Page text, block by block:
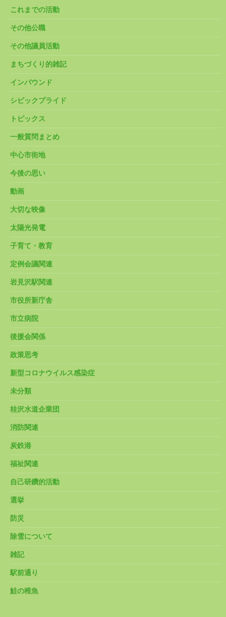
これまでの活動
その他公職
その他議員活動
まちづくり的雑記
インバウンド
シビックプライド
トピックス
一般質問まとめ
中心市街地
今後の思い
動画
大切な映像
太陽光発電
子育て・教育
定例会議関連
岩見沢駅関連
市役所新庁舎
市立病院
後援会関係
政策思考
新型コロナウイルス感染症
未分類
桂沢水道企業団
消防関連
炭鉄港
福祉関連
自己研鑽的活動
選挙
防災
除雪について
雑記
駅前通り
鮭の稚魚